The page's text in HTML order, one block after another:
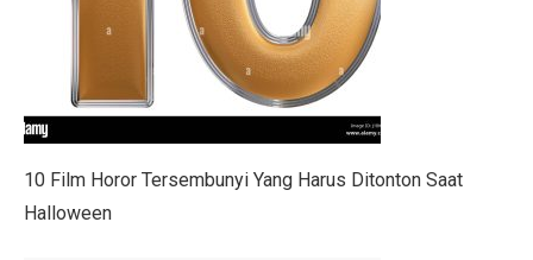
RUU P2SK: Dampak Evaluasi DPR pada BI, OJK, dan
10 Aturan Buffett: Gen Z Bisa Mandiri dan Cuan
Kepala BGN Tak Hentikan MBG Meski Banyak
10 Film Horor Tersembunyi Yang Harus Ditonton Saat
Halloween